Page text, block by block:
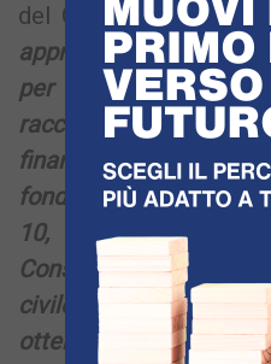
del Comune di
approvata e
per trasformare gli
raccolti con uno
finanziamento dalla
fondi Ue 2014-20 di
10, poi 8,5 milioni
Consiglio dei Ministri
civile, 5 milioni dal
ottenuti da un